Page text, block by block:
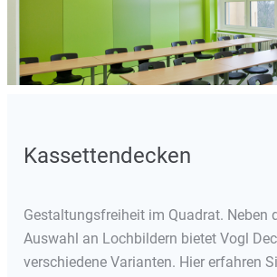
Kassettendecken
Gestaltungsfreiheit im Quadrat. Neben
Auswahl an Lochbildern bietet Vogl
verschiedene Varianten. Hier erfahren